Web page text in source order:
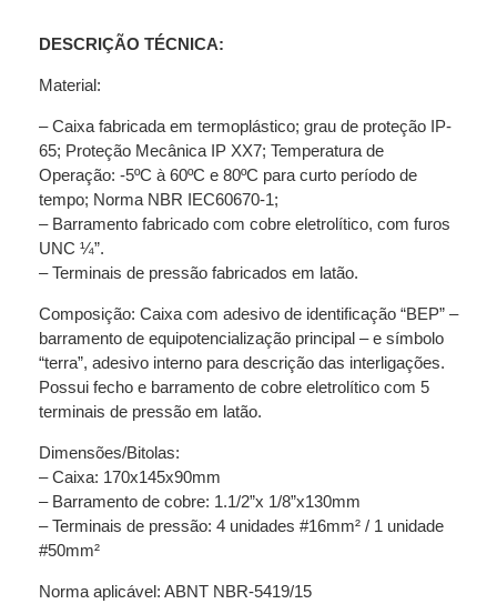
DESCRIÇÃO TÉCNICA:
Material:
– Caixa fabricada em termoplástico; grau de proteção IP-
65; Proteção Mecânica IP XX7; Temperatura de
Operação: -5ºC à 60ºC e 80ºC para curto período de
tempo; Norma NBR IEC60670-1;
– Barramento fabricado com cobre eletrolítico, com furos
UNC ¼”.
– Terminais de pressão fabricados em latão.
Composição: Caixa com adesivo de identificação “BEP” –
barramento de equipotencialização principal – e símbolo
“terra”, adesivo interno para descrição das interligações.
Possui fecho e barramento de cobre eletrolítico com 5
terminais de pressão em latão.
Dimensões/Bitolas:
– Caixa: 170x145x90mm
– Barramento de cobre: 1.1/2”x 1/8”x130mm
– Terminais de pressão: 4 unidades #16mm² / 1 unidade
#50mm²
Norma aplicável: ABNT NBR-5419/15